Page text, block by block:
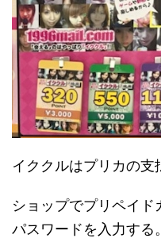
イククルはプリカの支
ショップでプリペイド
パスワードを入力する。